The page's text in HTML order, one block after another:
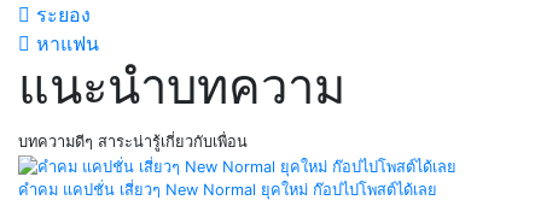
ระยอง
หาแฟน
แนะนำบทความ
บทความดีๆ สาระน่ารู้เกี่ยวกับเพื่อน
คำคม แคปชั่น เสี่ยวๆ New Normal ยุคใหม่ ก๊อปไปโพสต์ได้เลย